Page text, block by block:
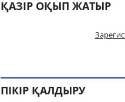
ҚАЗІР ОҚЫП ЖАТЫР
ПІКІР ҚАЛДЫРУ